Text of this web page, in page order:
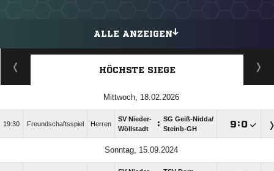
ALLE ANZEIGEN
HÖCHSTE SIEGE
Mittwoch, 18.02.2026
19:30 Freundschaftsspiel Herren
SV Nieder-
Wöllstadt
: SG Geiß-Nidda/​
Steinb-GH
:
Sonntag, 15.09.2024